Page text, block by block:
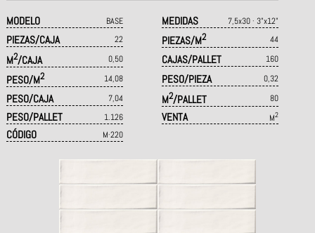
MODELO BASE MEDIDAS 7,5x30 · 3"x12"
PIEZAS/CAJA 22 PIEZAS/M2 44
M2/CAJA 0,50 CAJAS/PALLET 160
PESO/M2 14,08 PESO/PIEZA 0,32
PESO/CAJA 7,04 M2/PALLET 80
PESO/PALLET 1.126 VENTA M2
CÓDIGO M·220